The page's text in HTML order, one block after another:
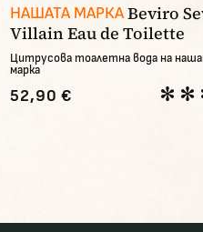
НАШАТА МАРКАBeviro
Villain Eau de Toilette
Цитрусова тоалетна вода на
марка
52,90 €